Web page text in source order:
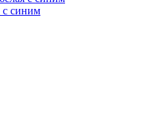
с синим